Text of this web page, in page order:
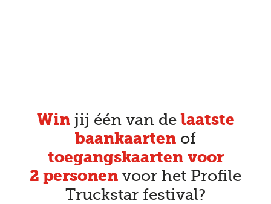
Winjij één van delaatste
baankaarten of
toegangskaarten voor
2 personen voor het Profile
Truckstar festival?